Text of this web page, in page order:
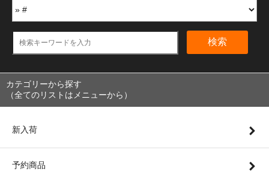
検索
カテゴリーから探す
（全てのリストはメニューから）
新入荷
予約商品